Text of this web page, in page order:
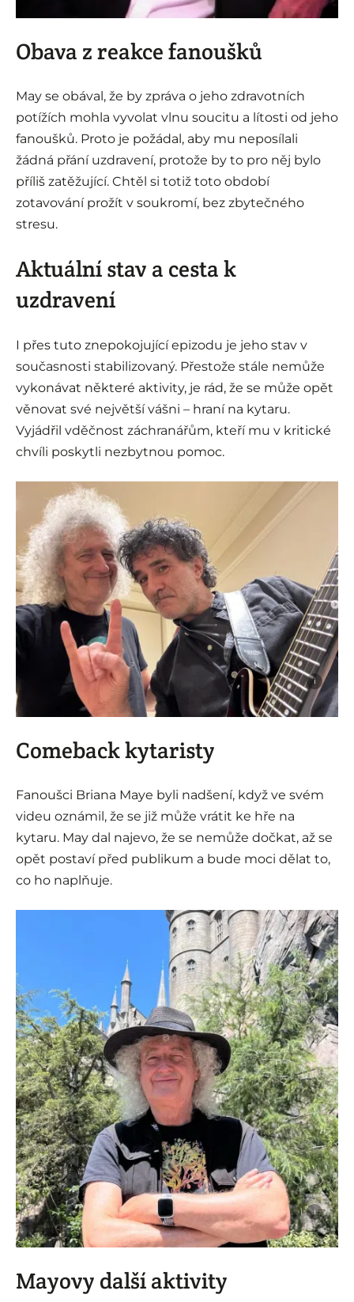
Obava z reakce fanoušků
May se obával, že by zpráva o jeho zdravotních
potížích mohla vyvolat vlnu soucitu a lítosti od jeho
fanoušků. Proto je požádal, aby mu neposílali
žádná přání uzdravení, protože by to pro něj bylo
příliš zatěžující. Chtěl si totiž toto období
zotavování prožít v soukromí, bez zbytečného
stresu.
Aktuální stav a cesta k
uzdravení
I přes tuto znepokojující epizodu je jeho stav v
současnosti stabilizovaný. Přestože stále nemůže
vykonávat některé aktivity, je rád, že se může opět
věnovat své největší vášni – hraní na kytaru.
Vyjádřil vděčnost záchranářům, kteří mu v kritické
chvíli poskytli nezbytnou pomoc.
i
Comeback kytaristy
Fanoušci Briana Maye byli nadšení, když ve svém
videu oznámil, že se již může vrátit ke hře na
kytaru. May dal najevo, že se nemůže dočkat, až se
opět postaví před publikum a bude moci dělat to,
co ho naplňuje.
i
Mayovy další aktivity